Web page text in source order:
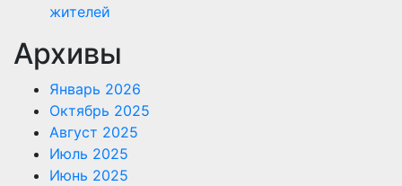
жителей
Архивы
Январь 2026
Октябрь 2025
Август 2025
Июль 2025
Июнь 2025